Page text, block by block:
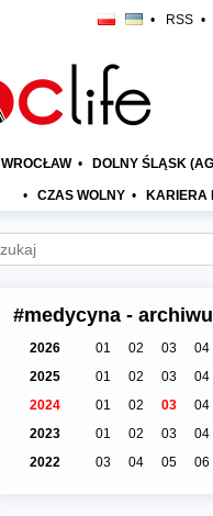
• RSS •
WROCŁAW • DOLNY ŚLĄSK
• CZAS WOLNY • KARIERA
#medycyna -
2026 01 02 03 04
2025
01 02 03 04
2024
01 02 03 04
2023
01 02 03 04
2022
03 04 05 06